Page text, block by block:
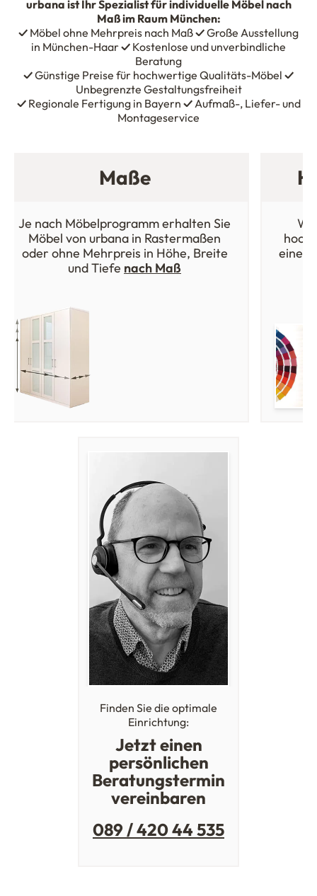
urbana ist Ihr Spezialist für individuelle Möbel nach
Maß im Raum München:
✓ Möbel ohne Mehrpreis nach Maß✓Große Ausstellung
in München-Haar✓ Kostenlose und unverbindliche
Beratung
✓Günstige Preise für hochwertige Qualitäts-Möbel ✓
Unbegrenzte Gestaltungsfreiheit
✓Regionale Fertigung in Bayern ✓Aufmaß-, Liefer- und
Montageservice
Maße
Je nach Möbelprogramm erhalten Sie
Möbel von urbana in Rastermaßen
oder ohne Mehrpreis in Höhe, Breite
und Tiefe nach Maß
einer
Finden Sie die optimale
Einrichtung:
Jetzt einen
persönlichen
Beratungstermin
vereinbaren
089 / 420 44 535